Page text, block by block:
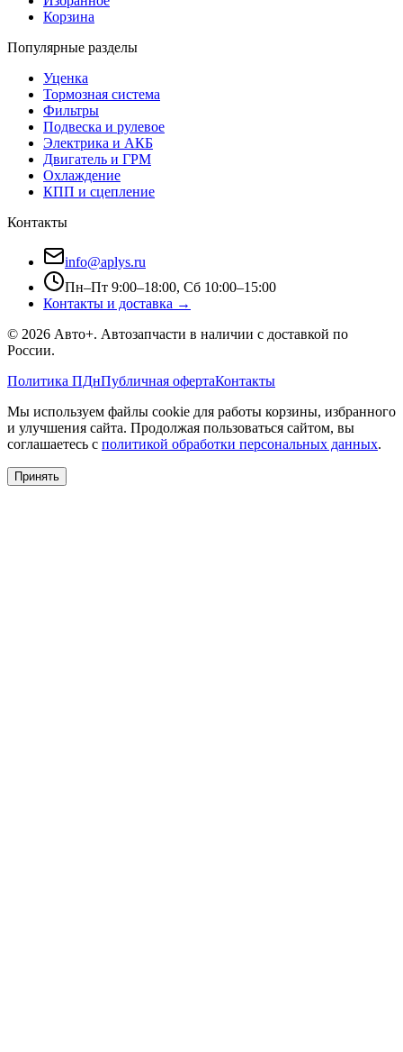
Корзина
Популярные разделы
Уценка
Тормозная система
Фильтры
Подвеска и рулевое
Электрика и АКБ
Двигатель и ГРМ
Охлаждение
КПП и сцепление
Контакты
info@aplys.ru
Пн–Пт 9:00–18:00, Сб 10:00–15:00
Контакты и доставка →
© 2026 Авто+. Автозапчасти в наличии с доставкой по
России.
Политика ПДнПубличная офертаКонтакты
Мы используем файлы cookie для работы корзины, избранного
и улучшения сайта. Продолжая пользоваться сайтом, вы
соглашаетесь с политикой обработки персональных данных.
Принять